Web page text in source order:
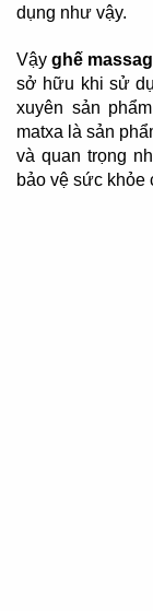
dụng như vậy.
Vậy ghế
sở hữu khi sử
xuyên sản
matxa là sản
và quan trọng
bảo vệ sức khỏe